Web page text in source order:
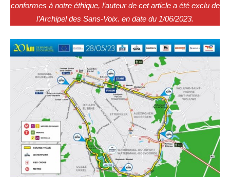
conformes à notre éthique, l’auteur de cet article a été exclu de
l’Archipel des Sans-Voix. en date du 1/06/2023.